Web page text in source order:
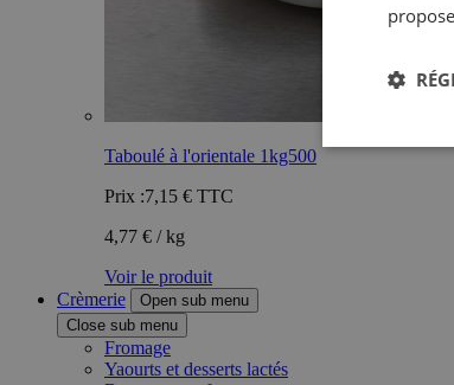
Taboulé à l'orientale 1kg500
Prix :7,15 € TTC
4,77 € / kg
Voir le produit
Crèmerie
Open sub menu
Close sub menu
Fromage
Yaourts et desserts lactés